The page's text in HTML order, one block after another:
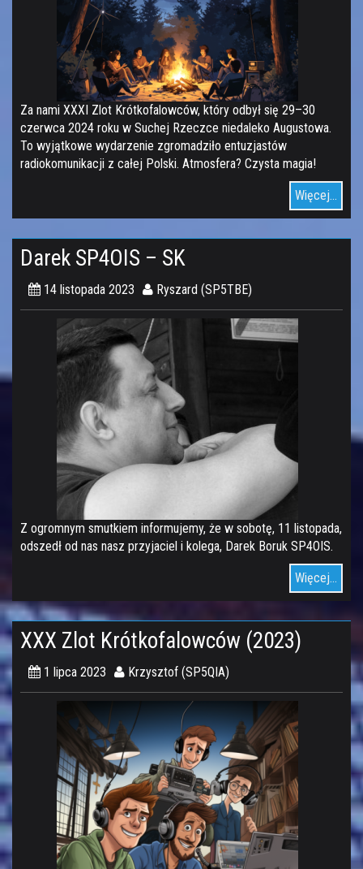
Za nami XXXI Zlot Krótkofalowców, który odbył się 29–30
czerwca 2024 roku w Suchej Rzeczce niedaleko Augustowa.
To wyjątkowe wydarzenie zgromadziło entuzjastów
radiokomunikacji z całej Polski. Atmosfera? Czysta magia!
Więcej...
Darek SP4OIS – SK
14 listopada 2023 Ryszard (SP5TBE)
Z ogromnym smutkiem informujemy, że w sobotę, 11 listopada,
odszedł od nas nasz przyjaciel i kolega, Darek Boruk SP4OIS.
Więcej...
XXX Zlot Krótkofalowców (2023)
1 lipca 2023 Krzysztof (SP5QIA)